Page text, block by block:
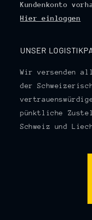
Kundenkonto
Hier einloggen
UNSER
Wir versenden
der
pünktliche
Schweiz und